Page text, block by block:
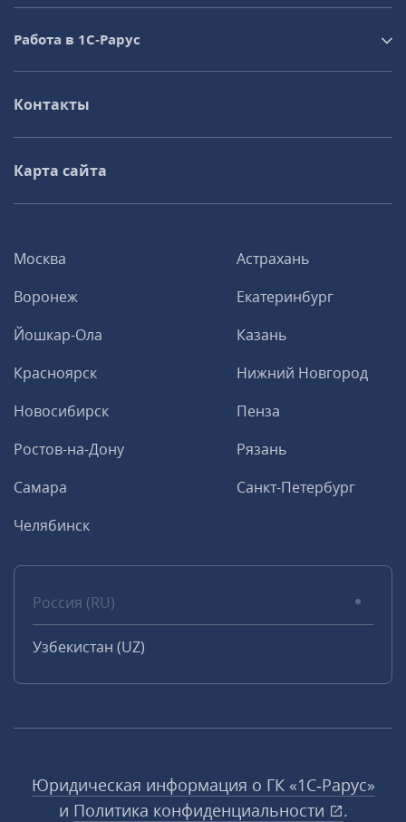
Москва
Астрахань
Воронеж
Екатеринбург
Йошкар-Ола
Казань
Красноярск
Нижний Новгород
Новосибирск
Пенза
Ростов-на-Дону
Рязань
Самара
Санкт-Петербург
Челябинск
Россия (RU)
Узбекистан (UZ)
Работа в 1С‑Рарус
Контакты
Карта сайта
Юридическая информация о ГК «1С‑Рарус»
и Политика конфиденциальности
.